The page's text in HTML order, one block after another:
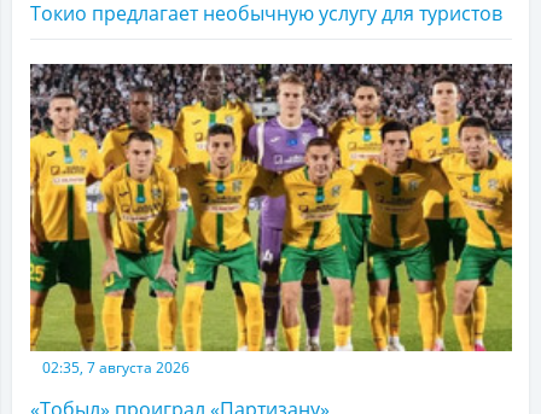
Токио предлагает необычную услугу для туристов
02:35, 7 августа 2026